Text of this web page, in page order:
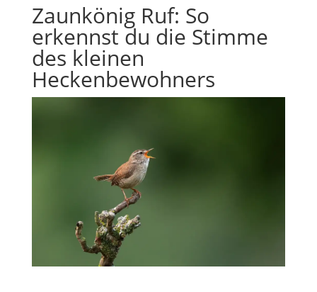
Zaunkönig Ruf: So
erkennst du die Stimme
des kleinen
Heckenbewohners